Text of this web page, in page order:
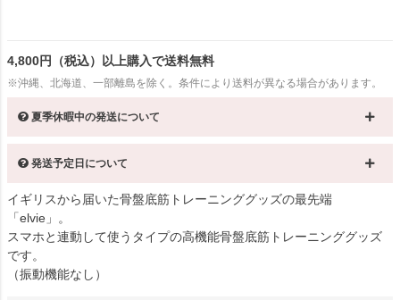
4,800円（税込）以上購入で送料無料
※沖縄、北海道、一部離島を除く。条件により送料が異なる場合があります。
夏季休暇中の発送について
発送予定日について
イギリスから届いた骨盤底筋トレーニンググッズの最先端
「elvie」。
スマホと連動して使うタイプの高機能骨盤底筋トレーニンググッズ
です。
（振動機能なし）